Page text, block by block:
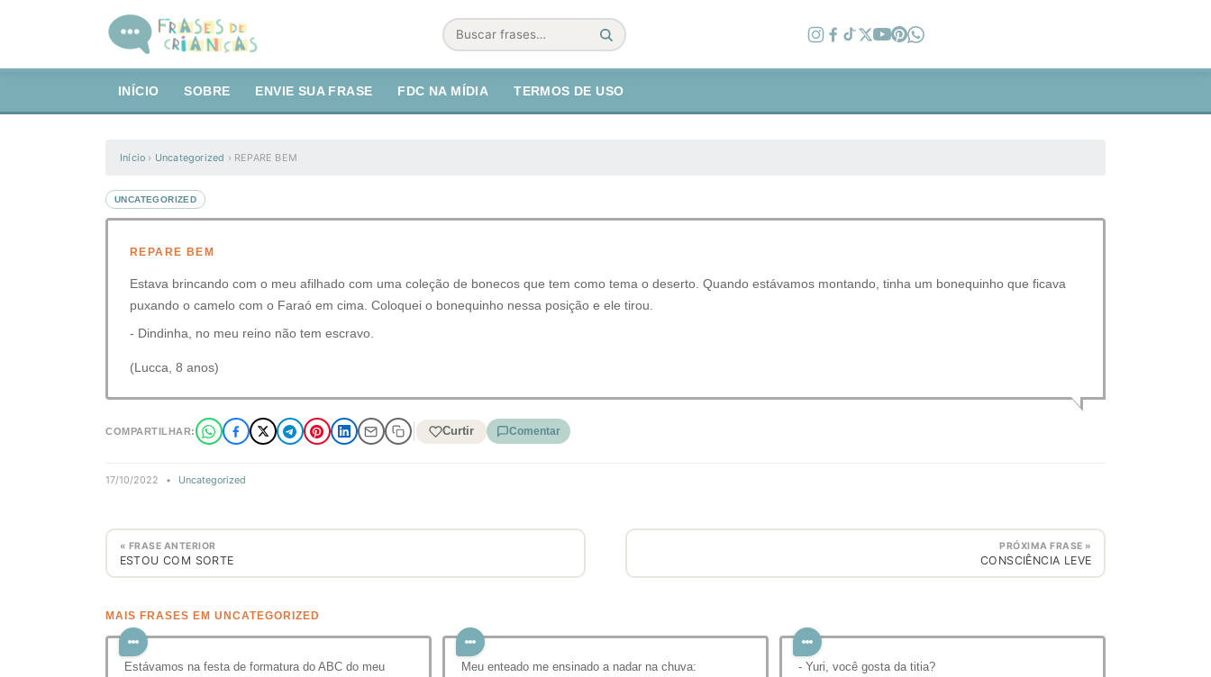
Buscar
INÍCIO SOBRE ENVIE SUA FRASE FDC NA MÍDIA TERMOS DE USO
Início › Uncategorized › REPARE BEM
UNCATEGORIZED
REPARE BEM
Estava brincando com o meu afilhado com uma coleção de bonecos que tem como tema o deserto. Quando estávamos montando, tinha um bonequinho que ficava
puxando o camelo com o Faraó em cima. Coloquei o bonequinho nessa posição e ele tirou.
- Dindinha, no meu reino não tem escravo.
(Lucca, 8 anos)
COMPARTILHAR: Curtir Comentar
17/10/2022 • Uncategorized
« FRASE ANTERIOR
ESTOU COM SORTE
PRÓXIMA FRASE »
CONSCIÊNCIA LEVE
MAIS FRASES EM UNCATEGORIZED
Estávamos na festa de formatura do ABC do meu
Meu enteado me ensinado a nadar na chuva:
- Yuri, você gosta da titia?